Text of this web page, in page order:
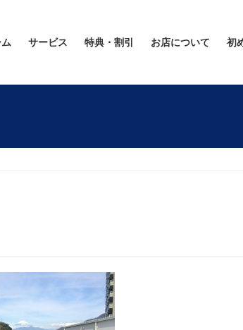
サービス 特典・割引 お店について 初